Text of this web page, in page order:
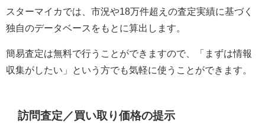
スターマイカでは、市況や18万件超えの査定実績に基づく
独自のデータベースをもとに算出します。
簡易査定は無料で行うことができますので、「まずは情報
収集がしたい」という方でも気軽に使うことができます。
訪問査定／買い取り価格の提示